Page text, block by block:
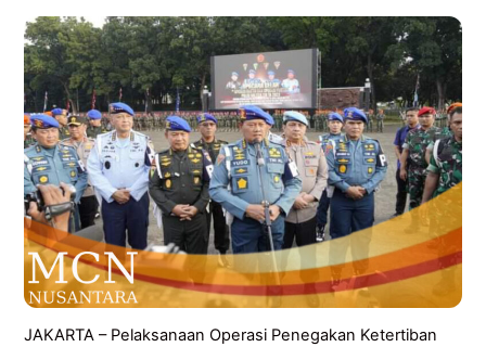
JAKARTA – Pelaksanaan Operasi Penegakan Ketertiban